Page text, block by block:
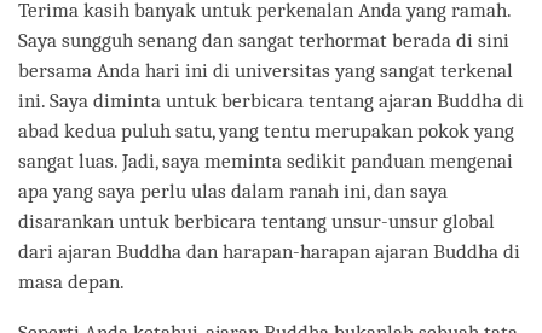
Terima kasih banyak untuk perkenalan Anda yang ramah.
Saya sungguh senang dan sangat terhormat berada di sini
bersama Anda hari ini di universitas yang sangat terkenal
ini. Saya diminta untuk berbicara tentang ajaran Buddha di
abad kedua puluh satu, yang tentu merupakan pokok yang
sangat luas. Jadi, saya meminta sedikit panduan mengenai
apa yang saya perlu ulas dalam ranah ini, dan saya
disarankan untuk berbicara tentang unsur-unsur global
dari ajaran Buddha dan harapan-harapan ajaran Buddha di
masa depan.